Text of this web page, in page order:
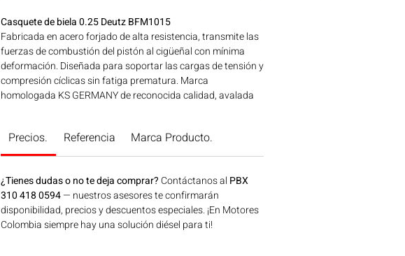
Casquete de biela 0.25 Deutz BFM1015
Fabricada en acero forjado de alta resistencia, transmite las
fuerzas de combustión del pistón al cigüeñal con mínima
deformación. Diseñada para soportar las cargas de tensión y
compresión cíclicas sin fatiga prematura. Marca
homologada KS GERMANY de reconocida calidad, avalada
maquinaria agrícola, construcción, minería y generación de
energía disponible en Bogotá, Colombia. Consíguelo ahora
Precios. Referencia Marca Producto.
¿Tienes dudas o no te deja comprar? Contáctanos al PBX
310 418 0594— nuestros asesores te confirmarán
disponibilidad, precios y descuentos especiales. ¡En Motores
Colombia siempre hay una solución diésel para ti!